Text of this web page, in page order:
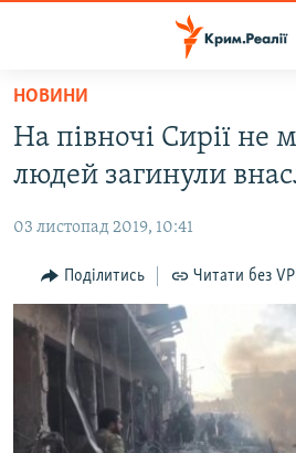
Перейти
основного
матеріалу
до
навігації
Перейти
пошуку
ПОЛІТИКА
БЛОГИ
ПОГЛЯД
ІНТЕРВ'Ю
ВСЕ ЗА ДЕНЬ
СПЕЦПРОЕКТИ
НОВИНИ
На півночі Сирії не
людей загинули
03 листопад 2019, 10:41
Поділитись Читати без